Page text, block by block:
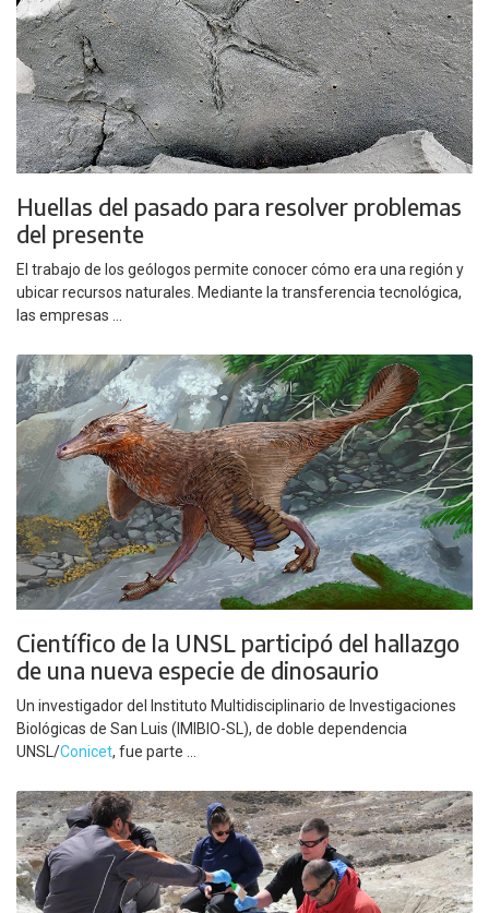
Huellas del pasado para resolver problemas
del presente
El trabajo de los geólogos permite conocer cómo era una región y
ubicar recursos naturales. Mediante la transferencia tecnológica,
las empresas ...
Científico de la UNSL participó del hallazgo
de una nueva especie de dinosaurio
Un investigador del Instituto Multidisciplinario de Investigaciones
Biológicas de San Luis (IMIBIO-SL), de doble dependencia
UNSL/Conicet, fue parte ...